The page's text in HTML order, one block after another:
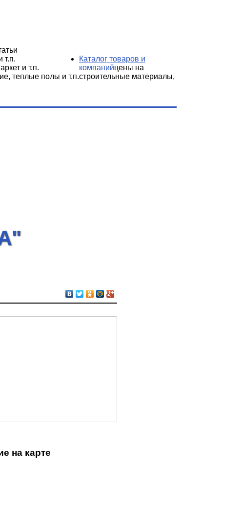
т.п.
и т.п.
теплые полы и т.п.
Каталог товаров и
компанийцены на
строительные материалы,
на карте